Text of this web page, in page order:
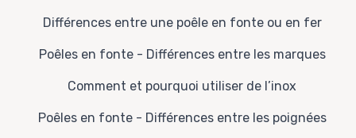
Différences entre une poêle en fonte ou en fer
Poêles en fonte - Différences entre les marques
Comment et pourquoi utiliser de l’inox
Poêles en fonte - Différences entre les poignées